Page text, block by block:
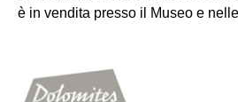
è in vendita presso il Museo e